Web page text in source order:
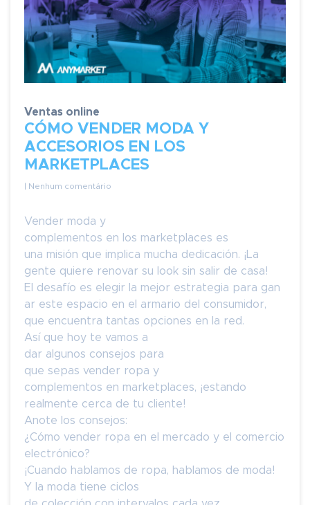
Ventas online
CÓMO VENDER MODA Y
ACCESORIOS EN LOS
MARKETPLACES
| Nenhum comentário
Vender moda y
complementos en los marketplaces es
una misión que implica mucha dedicación. ¡La
gente quiere renovar su look sin salir de casa!
El desafío es elegir la mejor estrategia para gan
ar este espacio en el armario del consumidor,
que encuentra tantas opciones en la red.
Así que hoy te vamos a
dar algunos consejos para
que sepas vender ropa y
complementos en marketplaces, ¡estando
realmente cerca de tu cliente!
Anote los consejos:
¿Cómo vender ropa en el mercado y el comercio
electrónico?
¡Cuando hablamos de ropa, hablamos de moda!
Y la moda tiene ciclos